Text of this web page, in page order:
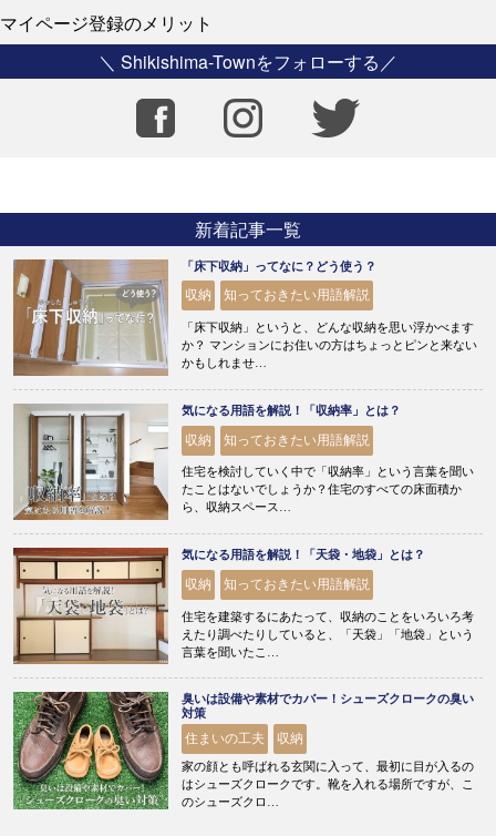
マイページ登録のメリット
＼ Shikishima-Townをフォローする／
新着記事一覧
「床下収納」ってなに？どう使う？
収納 知っておきたい用語解説
「床下収納」というと、どんな収納を思い浮かべます
か？ マンションにお住いの方はちょっとピンと来ない
かもしれませ…
気になる用語を解説！「収納率」とは？
収納 知っておきたい用語解説
住宅を検討していく中で「収納率」という言葉を聞い
たことはないでしょうか？住宅のすべての床面積か
ら、収納スペース…
気になる用語を解説！「天袋・地袋」とは？
収納 知っておきたい用語解説
住宅を建築するにあたって、収納のことをいろいろ考
えたり調べたりしていると、「天袋」「地袋」という
言葉を聞いたこ…
臭いは設備や素材でカバー！シューズクロークの臭い
対策
住まいの工夫 収納
家の顔とも呼ばれる玄関に入って、最初に目が入るの
はシューズクロークです。靴を入れる場所ですが、こ
のシューズクロ…